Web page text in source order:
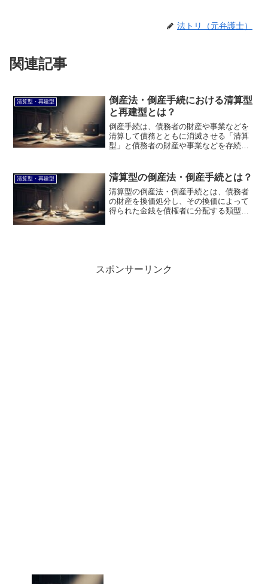
法トリ（元弁護士）
関連記事
清算型・再建型
倒産法・倒産手続における清算型
と再建型とは？
倒産手続は、債務者の財産や事業などを
清算して債務とともに消滅させる「清算
型」と債務者の財産や事業などを存続さ
における清算型と再建型とは何かについ
て説明します。
清算型・再建型 清算型の倒産法・倒産手続とは？
清算型の倒産法・倒産手続とは、債務者
の財産を換価処分し、その換価によって
得られた金銭を債権者に分配する類型の
スポンサーリンク